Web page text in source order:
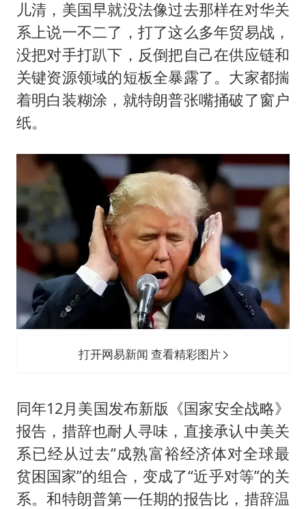
儿清，美国早就没法像过去那样在对华关
系上说一不二了，打了这么多年贸易战，
没把对手打趴下，反倒把自己在供应链和
关键资源领域的短板全暴露了。大家都揣
着明白装糊涂，就特朗普张嘴捅破了窗户
纸。
打开网易新闻 查看精彩图片
同年12月美国发布新版《国家安全战略》
报告，措辞也耐人寻味，直接承认中美关
系已经从过去“成熟富裕经济体对全球最
贫困国家”的组合，变成了“近乎对等”的关
系。和特朗普第一任期的报告比，措辞温